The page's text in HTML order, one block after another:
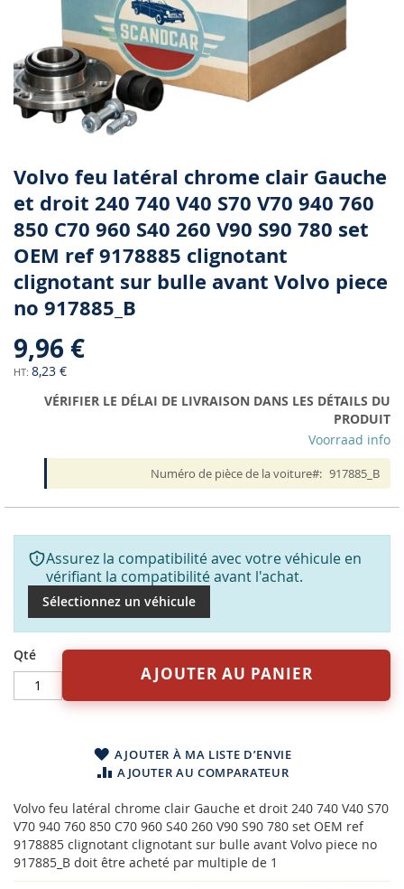
Skip
to
the
beginning
the
images
gallery
Volvo feu latéral chrome clair Gauche
et droit 240 740 V40 S70 V70 940 760
850 C70 960 S40 260 V90 S90 780 set
OEM ref 9178885 clignotant
clignotant sur bulle avant Volvo piece
no 917885_B
9,96 €
8,23 €
VÉRIFIER LE DÉLAI DE LIVRAISON DANS LES DÉTAILS DU
PRODUIT
Voorraad info
Numéro de pièce de la voiture 917885_B
Assurez la compatibilité avec votre véhicule en
vérifiant la compatibilité avant l'achat.
Sélectionnez un véhicule
Qté
AJOUTER AU PANIER
AJOUTER À MA LISTE D’ENVIE
AJOUTER AU COMPARATEUR
Volvo feu latéral chrome clair Gauche et droit 240 740 V40 S70
V70 940 760 850 C70 960 S40 260 V90 S90 780 set OEM ref
9178885 clignotant clignotant sur bulle avant Volvo piece no
917885_B doit être acheté par multiple de 1